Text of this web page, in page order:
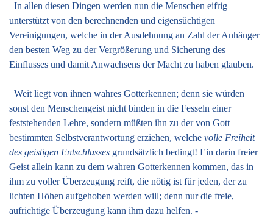
In allen diesen Dingen werden nun die Menschen eifrig
unterstützt von den berechnenden und eigensüchtigen
Vereinigungen, welche in der Ausdehnung an Zahl der Anhänger
den besten Weg zu der Vergrößerung und Sicherung des
Einflusses und damit Anwachsens der Macht zu haben glauben.
Weit liegt von ihnen wahres Gotterkennen; denn sie würden
sonst den Menschengeist nicht binden in die Fesseln einer
feststehenden Lehre, sondern müßten ihn zu der von Gott
bestimmten Selbstverantwortung erziehen, welche volle Freiheit
des geistigen Entschlusses grundsätzlich bedingt! Ein darin freier
Geist allein kann zu dem wahren Gotterkennen kommen, das in
ihm zu voller Überzeugung reift, die nötig ist für jeden, der zu
lichten Höhen aufgehoben werden will; denn nur die freie,
aufrichtige Überzeugung kann ihm dazu helfen. -